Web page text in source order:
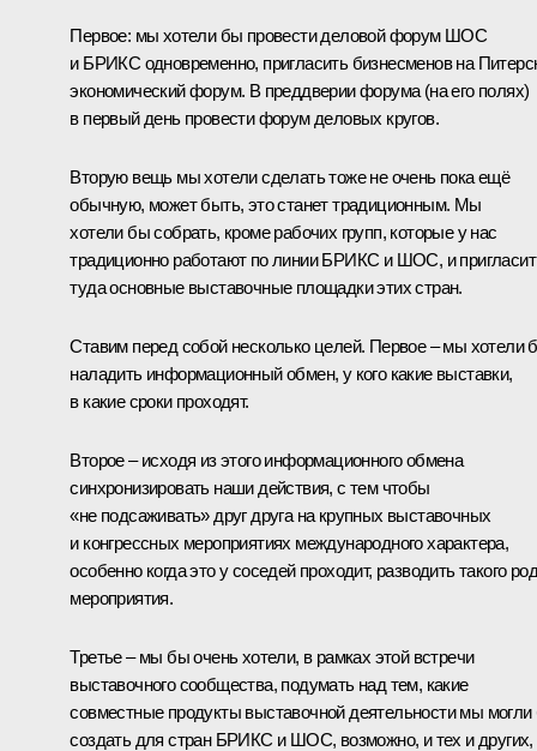
Первое: мы хотели бы провести деловой форум ШОС
и БРИКС одновременно, пригласить бизнесменов на
экономический форум. В преддверии форума (на его полях)
в первый день провести форум деловых кругов.
Вторую вещь мы хотели сделать тоже не очень пока ещё
обычную, может быть, это станет традиционным. Мы
хотели бы собрать, кроме рабочих групп, которые у нас
традиционно работают по линии БРИКС и ШОС, и
туда основные выставочные площадки этих стран.
Ставим перед собой несколько целей. Первое – мы хотели
наладить информационный обмен, у кого какие выставки,
в какие сроки проходят.
Второе – исходя из этого информационного обмена
синхронизировать наши действия, с тем чтобы
«не подсаживать» друг друга на крупных выставочных
и конгрессных мероприятиях международного характера,
особенно когда это у соседей проходит, разводить такого
мероприятия.
Третье – мы бы очень хотели, в рамках этой встречи
выставочного сообщества, подумать над тем, какие
совместные продукты выставочной деятельности мы
создать для стран БРИКС и ШОС, возможно, и тех и других,